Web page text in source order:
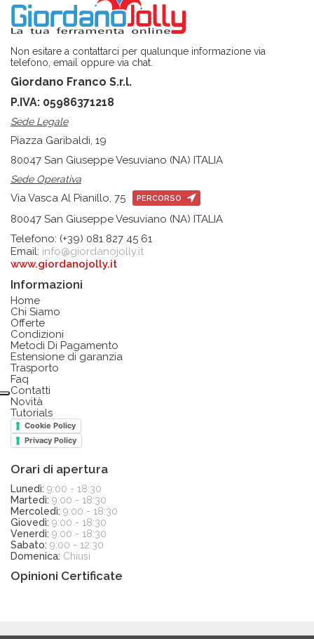
Non esitare a contattarci per qualunque informazione via
telefono, email oppure via chat.
Giordano Franco S.r.l.
P.IVA: 05986371218
Sede Legale
Piazza Garibaldi, 19
80047 San Giuseppe Vesuviano (NA) ITALIA
Sede Operativa
Via Vasca Al Pianillo, 75 PERCORSO
80047 San Giuseppe Vesuviano (NA) ITALIA
Telefono: (+39) 081 827 45 61
Email: info@giordanojolly.it
www.giordanojolly.it
Informazioni
Home
Chi Siamo
Offerte
Condizioni
Metodi Di Pagamento
Estensione di garanzia
Trasporto
Faq
Contatti
Novità
Tutorials
Cookie Policy
Privacy Policy
Orari di apertura
Lunedì: 9:00 - 18:30
Martedì: 9:00 - 18:30
Mercoledì: 9:00 - 18:30
Giovedì: 9:00 - 18:30
Venerdì: 9:00 - 18:30
Sabato: 9:00 - 12:30
Domenica: Chiusi
Opinioni Certificate